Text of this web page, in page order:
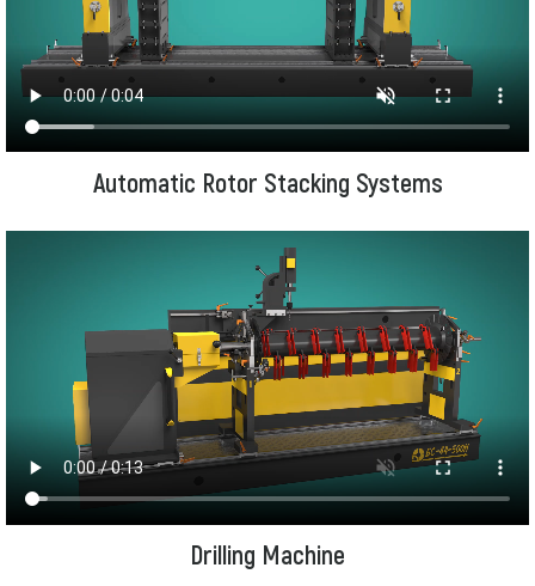
Automatic Rotor Stacking Systems
Drilling Machine